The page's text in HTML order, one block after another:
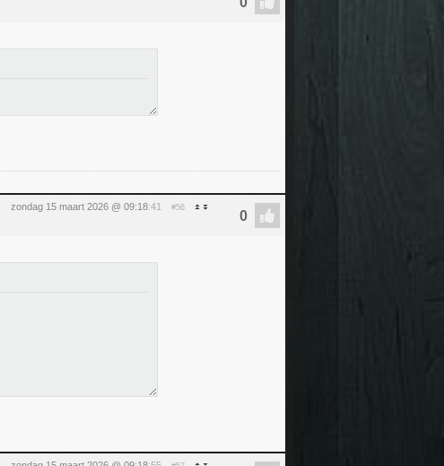
zondag 15 maart 2026 @ 09:18:41 #56